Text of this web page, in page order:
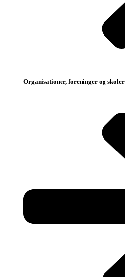
Organisationer, foreninger og skoler